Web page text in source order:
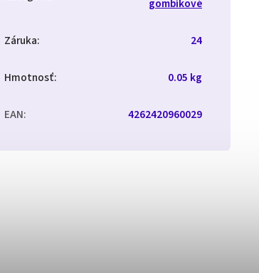
gombíkové
Záruka: 24
Hmotnosť: 0.05 kg
EAN: 4262420960029